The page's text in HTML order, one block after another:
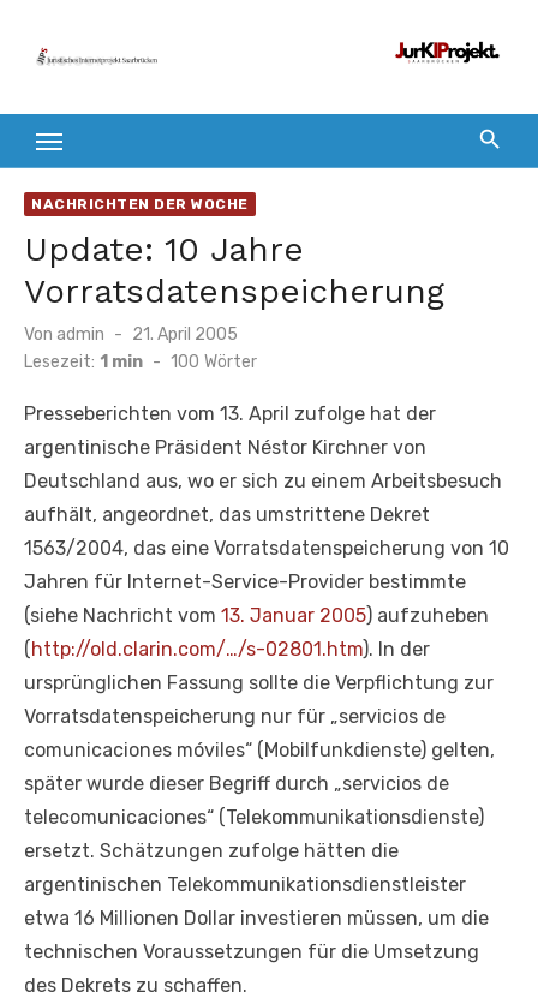
Inhalt
NACHRICHTEN DER WOCHE
Update: 10 Jahre
Vorratsdatenspeicherung
Von admin
Veröffentlicht
am
21. April 2005
Lesezeit: 1 min - 100 Wörter
Presseberichten vom 13. April zufolge hat der
argentinische Präsident Néstor Kirchner von
Deutschland aus, wo er sich zu einem Arbeitsbesuch
aufhält, angeordnet, das umstrittene Dekret
1563/2004, das eine Vorratsdatenspeicherung von 10
Jahren für Internet-Service-Provider bestimmte
(siehe Nachricht vom 13. Januar 2005) aufzuheben
(http://old.clarin.com/…/s-02801.htm). In der
ursprünglichen Fassung sollte die Verpflichtung zur
Vorratsdatenspeicherung nur für „servicios de
comunicaciones móviles“ (Mobilfunkdienste) gelten,
später wurde dieser Begriff durch „servicios de
telecomunicaciones“ (Telekommunikationsdienste)
ersetzt. Schätzungen zufolge hätten die
argentinischen Telekommunikationsdienstleister
etwa 16 Millionen Dollar investieren müssen, um die
technischen Voraussetzungen für die Umsetzung
des Dekrets zu schaffen.